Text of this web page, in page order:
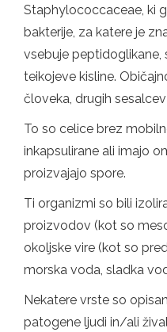
Staphylococcaceae, ki
bakterije, za katere je
vsebuje peptidoglikane,
teikojeve kisline.
človeka, drugih
To so celice brez
inkapsulirane ali imajo
proizvajajo spore.
Ti organizmi so bili
proizvodov (kot so
okoljske vire (kot so
morska voda, sladka
Nekatere vrste so
patogene ljudi in/ali